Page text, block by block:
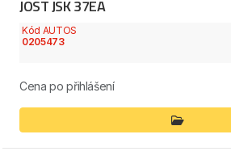
JOST JSK 37EA
Kód AUTOS
0205473
Cena po přihlášení